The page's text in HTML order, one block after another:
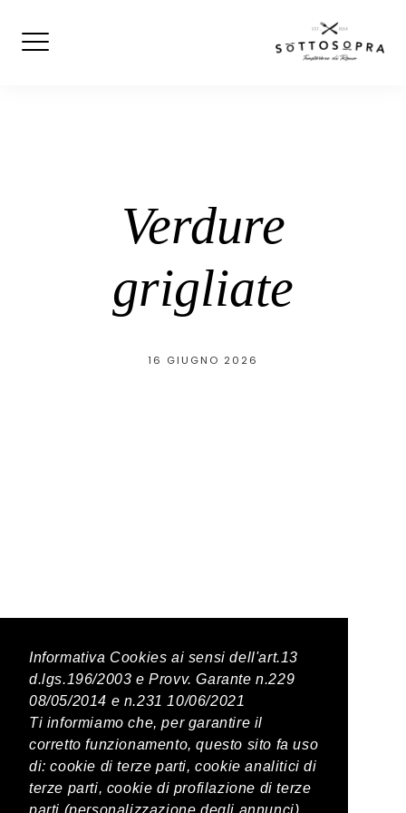
Informativa Cookies ai sensi dell'art.13
d.lgs.196/2003 e Provv. Garante n.229
08/05/2014 e n.231 10/06/2021
Ti informiamo che, per garantire il
corretto funzionamento, questo sito fa uso
di: cookie di terze parti, cookie analitici di
terze parti, cookie di profilazione di terze
parti (personalizzazione degli annunci)
Verdure
grigliate
16 GIUGNO 2026
PREVIOUS POST
Fagiolini olio e sale